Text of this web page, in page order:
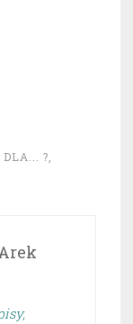
DLA... ?,